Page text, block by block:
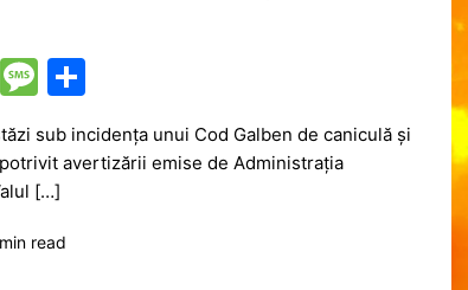
T
M
s
s
a
g
ar
ta
sub incidența unui Cod Galben de caniculă și
avertizării emise de Administrația
[…]
read